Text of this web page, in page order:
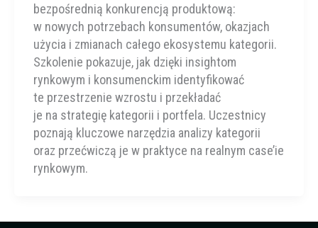
bezpośrednią konkurencją produktową:
w nowych potrzebach konsumentów, okazjach
użycia i zmianach całego ekosystemu kategorii.
Szkolenie pokazuje, jak dzięki insightom
rynkowym i konsumenckim identyfikować
te przestrzenie wzrostu i przekładać
je na strategię kategorii i portfela. Uczestnicy
poznają kluczowe narzędzia analizy kategorii
oraz przećwiczą je w praktyce na realnym case’ie
rynkowym.